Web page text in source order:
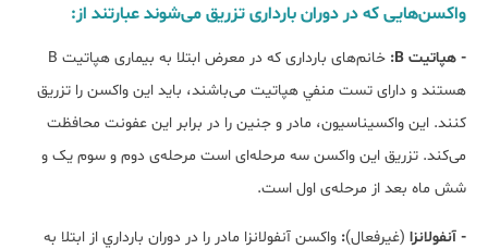
واکسن­‌هایی که در دوران بارداری تزريق می‌شوند عبارتند از:
- هپاتيت B:
خانم‌های بارداری که در معرض ابتلا به بیماری هپاتيت B
هستند و دارای تست منفي هپاتيت می‌باشند، باید اين واکسن را تزریق
کنند. اين واکسیناسیون، مادر و جنين را در برابر این عفونت محافظت
می‌کند. تزريق اين واکسن سه مرحله‌­ای است مرحله‌ی دوم و سوم یک و
شش ماه بعد از مرحله‌ی اول است.
- آنفولانزا (غیرفعال): واکسن آنفولانزا مادر را در دوران بارداري از ابتلا به